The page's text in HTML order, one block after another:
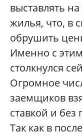
выставлять
жилья, что, в
обрушить
Именно с
столкнулся
Огромное
заемщиков
ставкой и без
Так как в